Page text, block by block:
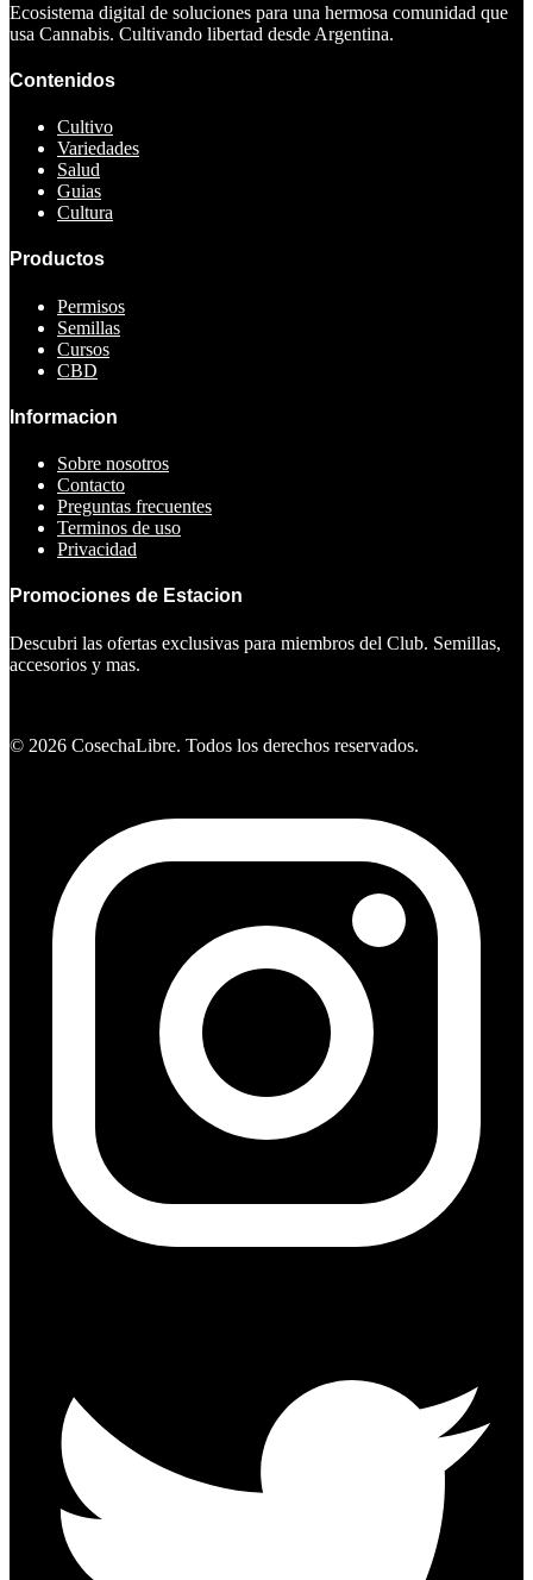
Ecosistema digital de soluciones para una hermosa comunidad que
usa Cannabis. Cultivando libertad desde Argentina.
Contenidos
Cultivo
Variedades
Salud
Guias
Cultura
Productos
Permisos
Semillas
Cursos
CBD
Informacion
Sobre nosotros
Contacto
Preguntas frecuentes
Terminos de uso
Privacidad
Promociones de Estacion
Descubri las ofertas exclusivas para miembros del Club. Semillas,
accesorios y mas.
© 2026 CosechaLibre. Todos los derechos reservados.